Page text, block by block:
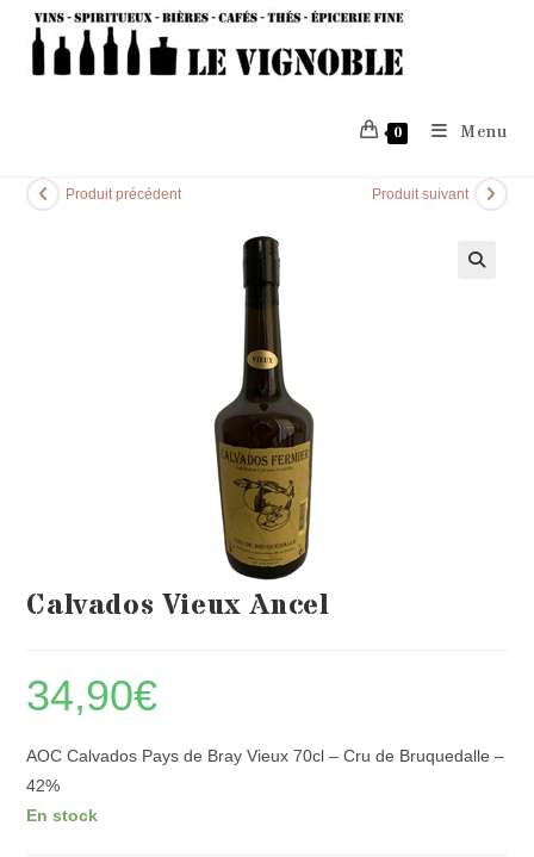
content
0 Menu
Produit précédent Produit suivant
Calvados Vieux Ancel
34,90€
AOC Calvados Pays de Bray Vieux 70cl – Cru de Bruquedalle –
42%
En stock